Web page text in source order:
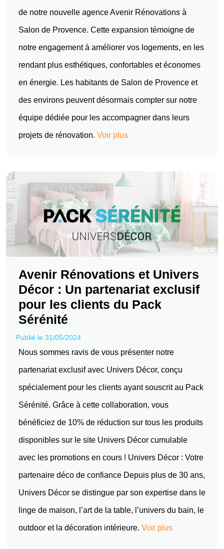
de notre nouvelle agence Avenir Rénovations à
Salon de Provence. Cette expansion témoigne de
notre engagement à améliorer vos logements, en les
rendant plus esthétiques, confortables et économes
en énergie. Les habitants de Salon de Provence et
des environs peuvent désormais compter sur notre
équipe dédiée pour les accompagner dans leurs
projets de rénovation. Voir plus
Avenir Rénovations et Univers
Décor : Un partenariat exclusif
pour les clients du Pack
Sérénité
Publié le 31/05/2024
Nous sommes ravis de vous présenter notre
partenariat exclusif avec Univers Décor, conçu
spécialement pour les clients ayant souscrit au Pack
Sérénité. Grâce à cette collaboration, vous
bénéficiez de 10% de réduction sur tous les produits
disponibles sur le site Univers Décor cumulable
avec les promotions en cours ! Univers Décor : Votre
partenaire déco de confiance Depuis plus de 30 ans,
Univers Décor se distingue par son expertise dans le
linge de maison, l’art de la table, l’univers du bain, le
outdoor et la décoration intérieure. Voir plus